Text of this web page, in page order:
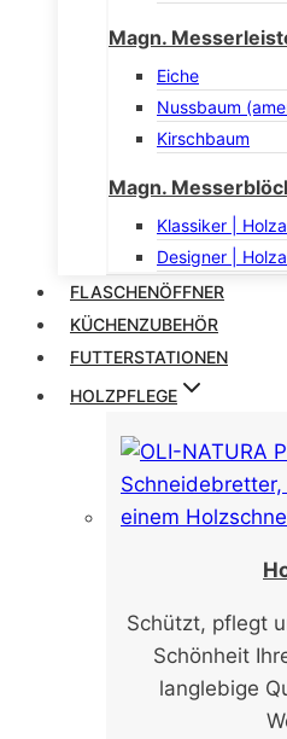
Magn.
Eiche
Nussbaum
Kirschbaum
Magn.
Klassiker |
Designer |
FLASCHENÖFFNER
KÜCHENZUBEHÖR
FUTTERSTATIONEN
HOLZPFLEGE
Schützt, pflegt
Schönheit
langlebige